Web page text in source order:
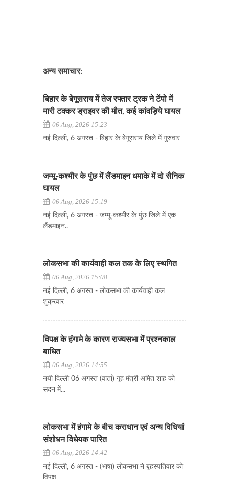
अन्य समाचार:
बिहार के बेगूसराय में तेज रफ्तार ट्रक ने टेंपो में
मारी टक्कर ड्राइवर की मौत, कई कांवड़िये घायल
06 Aug, 2026 15:23
नई दिल्ली, 6 अगस्त - बिहार के बेगूसराय जिले में गुरुवार
जम्मू-कश्मीर के पुंछ में लैंडमाइन धमाके में दो सैनिक
घायल
06 Aug, 2026 15:19
नई दिल्ली, 6 अगस्त - जम्मू-कश्मीर के पुंछ जिले में एक
लैंडमाइन..
लोकसभा की कार्यवाही कल तक के लिए स्थगित
06 Aug, 2026 15:08
नई दिल्ली, 6 अगस्त - लोकसभा की कार्यवाही कल
शुक्रवार
विपक्ष के हंगामे के कारण राज्यसभा में प्रश्नकाल
बाधित
06 Aug, 2026 14:55
नयी दिल्ली 06 अगस्त (वार्ता) गृह मंत्री अमित शाह को
सदन में...
लोकसभा में हंगामे के बीच कराधान एवं अन्य विधियां
संशोधन विधेयक पारित
06 Aug, 2026 14:42
नई दिल्ली, 6 अगस्त - (भाषा) लोकसभा ने बृहस्पतिवार को
विपक्ष